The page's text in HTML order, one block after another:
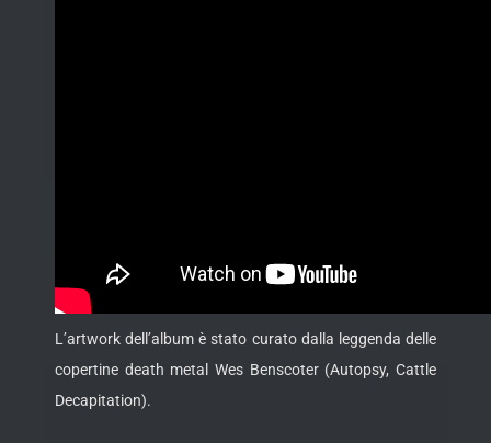
L’artwork dell’album è stato curato dalla leggenda delle
copertine death metal Wes Benscoter (Autopsy, Cattle
Decapitation).